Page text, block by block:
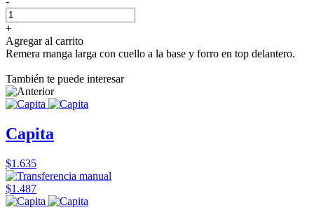
+
Agregar al carrito
Remera manga larga con cuello a la base y forro en top delantero.
También te puede interesar
Capita
$1.635
$1.487